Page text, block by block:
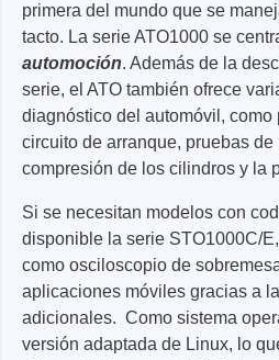
primera del mundo que se
tacto. La serie ATO1000 se
automoción. Además de la
serie, el ATO también ofrece
diagnóstico del automóvil, como
circuito de arranque, pruebas
compresión de los cilindros y la
Si se necesitan modelos con
disponible la serie STO1000C/
como osciloscopio de
aplicaciones móviles gracias a
adicionales. Como sistema
versión adaptada de Linux, lo